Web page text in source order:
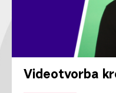
Videotvorba